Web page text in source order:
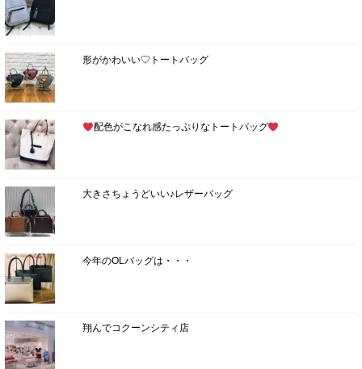
形がかわいい♡トートバッグ
配色がこなれ感たっぷりなトートバッグ
大きさちょうどいい♪レザーバッグ
今年のOLバッグは・・・
翔んでコクーンシティ店